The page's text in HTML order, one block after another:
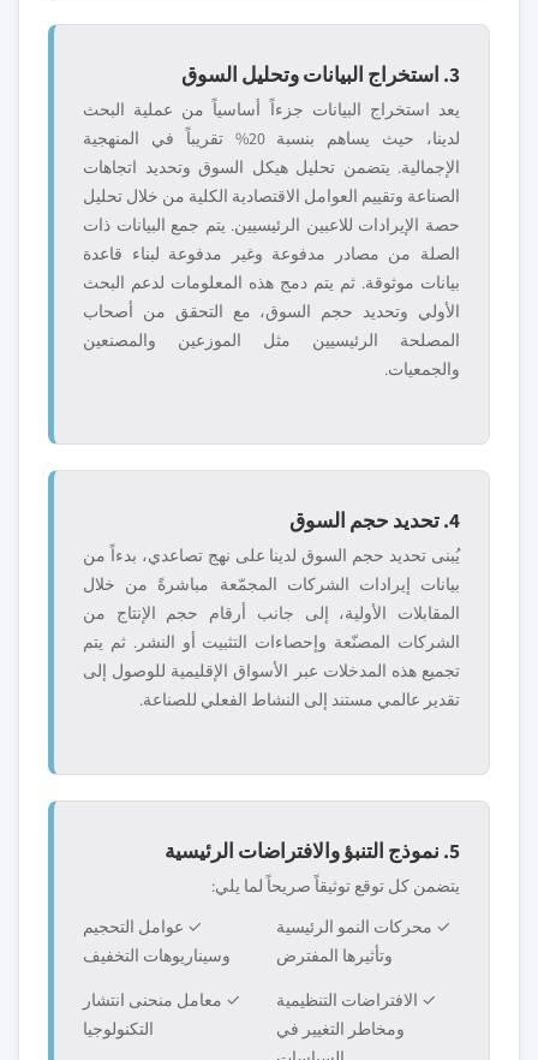
3. استخراج البيانات وتحليل السوق
يعد استخراج البيانات جزءاً أساسياً من عملية البحث
لدينا، حيث يساهم بنسبة 20% تقريباً في المنهجية
الإجمالية. يتضمن تحليل هيكل السوق وتحديد اتجاهات
الصناعة وتقييم العوامل الاقتصادية الكلية من خلال تحليل
حصة الإيرادات للاعبين الرئيسيين. يتم جمع البيانات ذات
الصلة من مصادر مدفوعة وغير مدفوعة لبناء قاعدة
بيانات موثوقة. ثم يتم دمج هذه المعلومات لدعم البحث
الأولي وتحديد حجم السوق، مع التحقق من أصحاب
المصلحة الرئيسيين مثل الموزعين والمصنعين
والجمعيات.
4. تحديد حجم السوق
يُبنى تحديد حجم السوق لدينا على نهج تصاعدي، بدءاً من
بيانات إيرادات الشركات المجمّعة مباشرةً من خلال
المقابلات الأولية، إلى جانب أرقام حجم الإنتاج من
الشركات المصنّعة وإحصاءات التثبيت أو النشر. ثم يتم
تجميع هذه المدخلات عبر الأسواق الإقليمية للوصول إلى
تقدير عالمي مستند إلى النشاط الفعلي للصناعة.
5. نموذج التنبؤ والافتراضات الرئيسية
يتضمن كل توقع توثيقاً صريحاً لما يلي:
✓ محركات النمو الرئيسية
وتأثيرها المفترض
✓ عوامل التحجيم
وسيناريوهات التخفيف
✓ الافتراضات التنظيمية
ومخاطر التغيير في
✓ معامل منحنى انتشار
التكنولوجيا